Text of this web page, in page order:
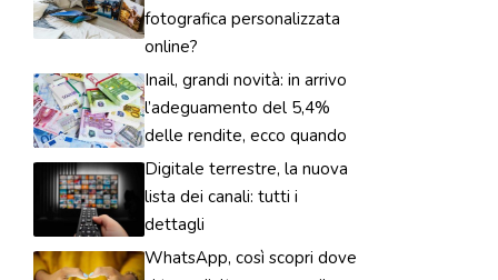
fotografica personalizzata
online?
Inail, grandi novità: in arrivo
l’adeguamento del 5,4%
delle rendite, ecco quando
Digitale terrestre, la nuova
lista dei canali: tutti i
dettagli
WhatsApp, così scopri dove